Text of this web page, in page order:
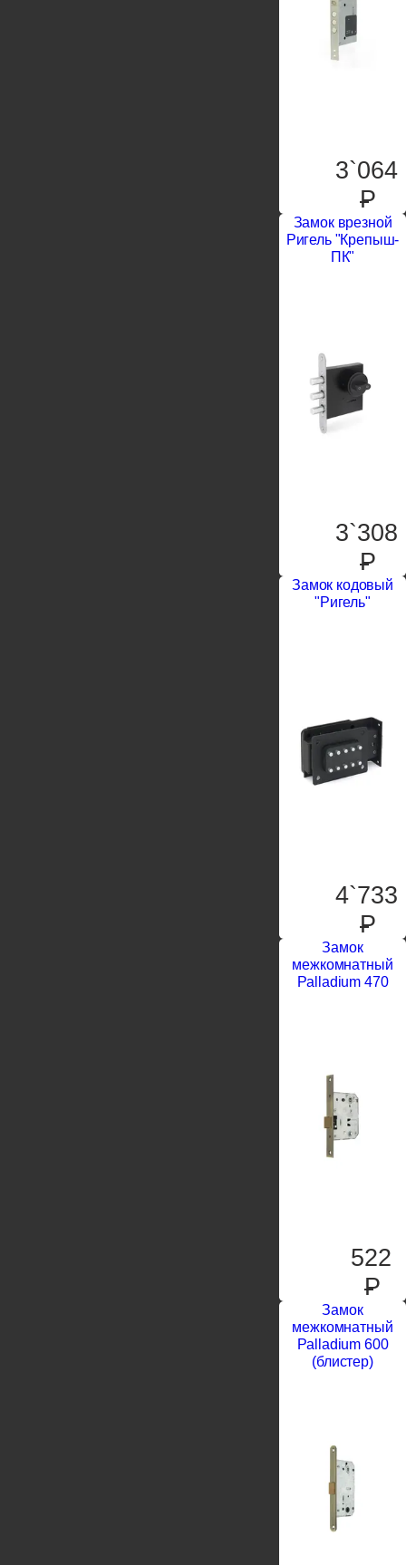
3`064
P
Замок врезной
Ригель "Крепыш-
ПК"
3`308
P
Замок кодовый
"Ригель"
4`733
P
Замок
межкомнатный
Palladium 470
522
P
Замок
межкомнатный
Palladium 600
(блистер)